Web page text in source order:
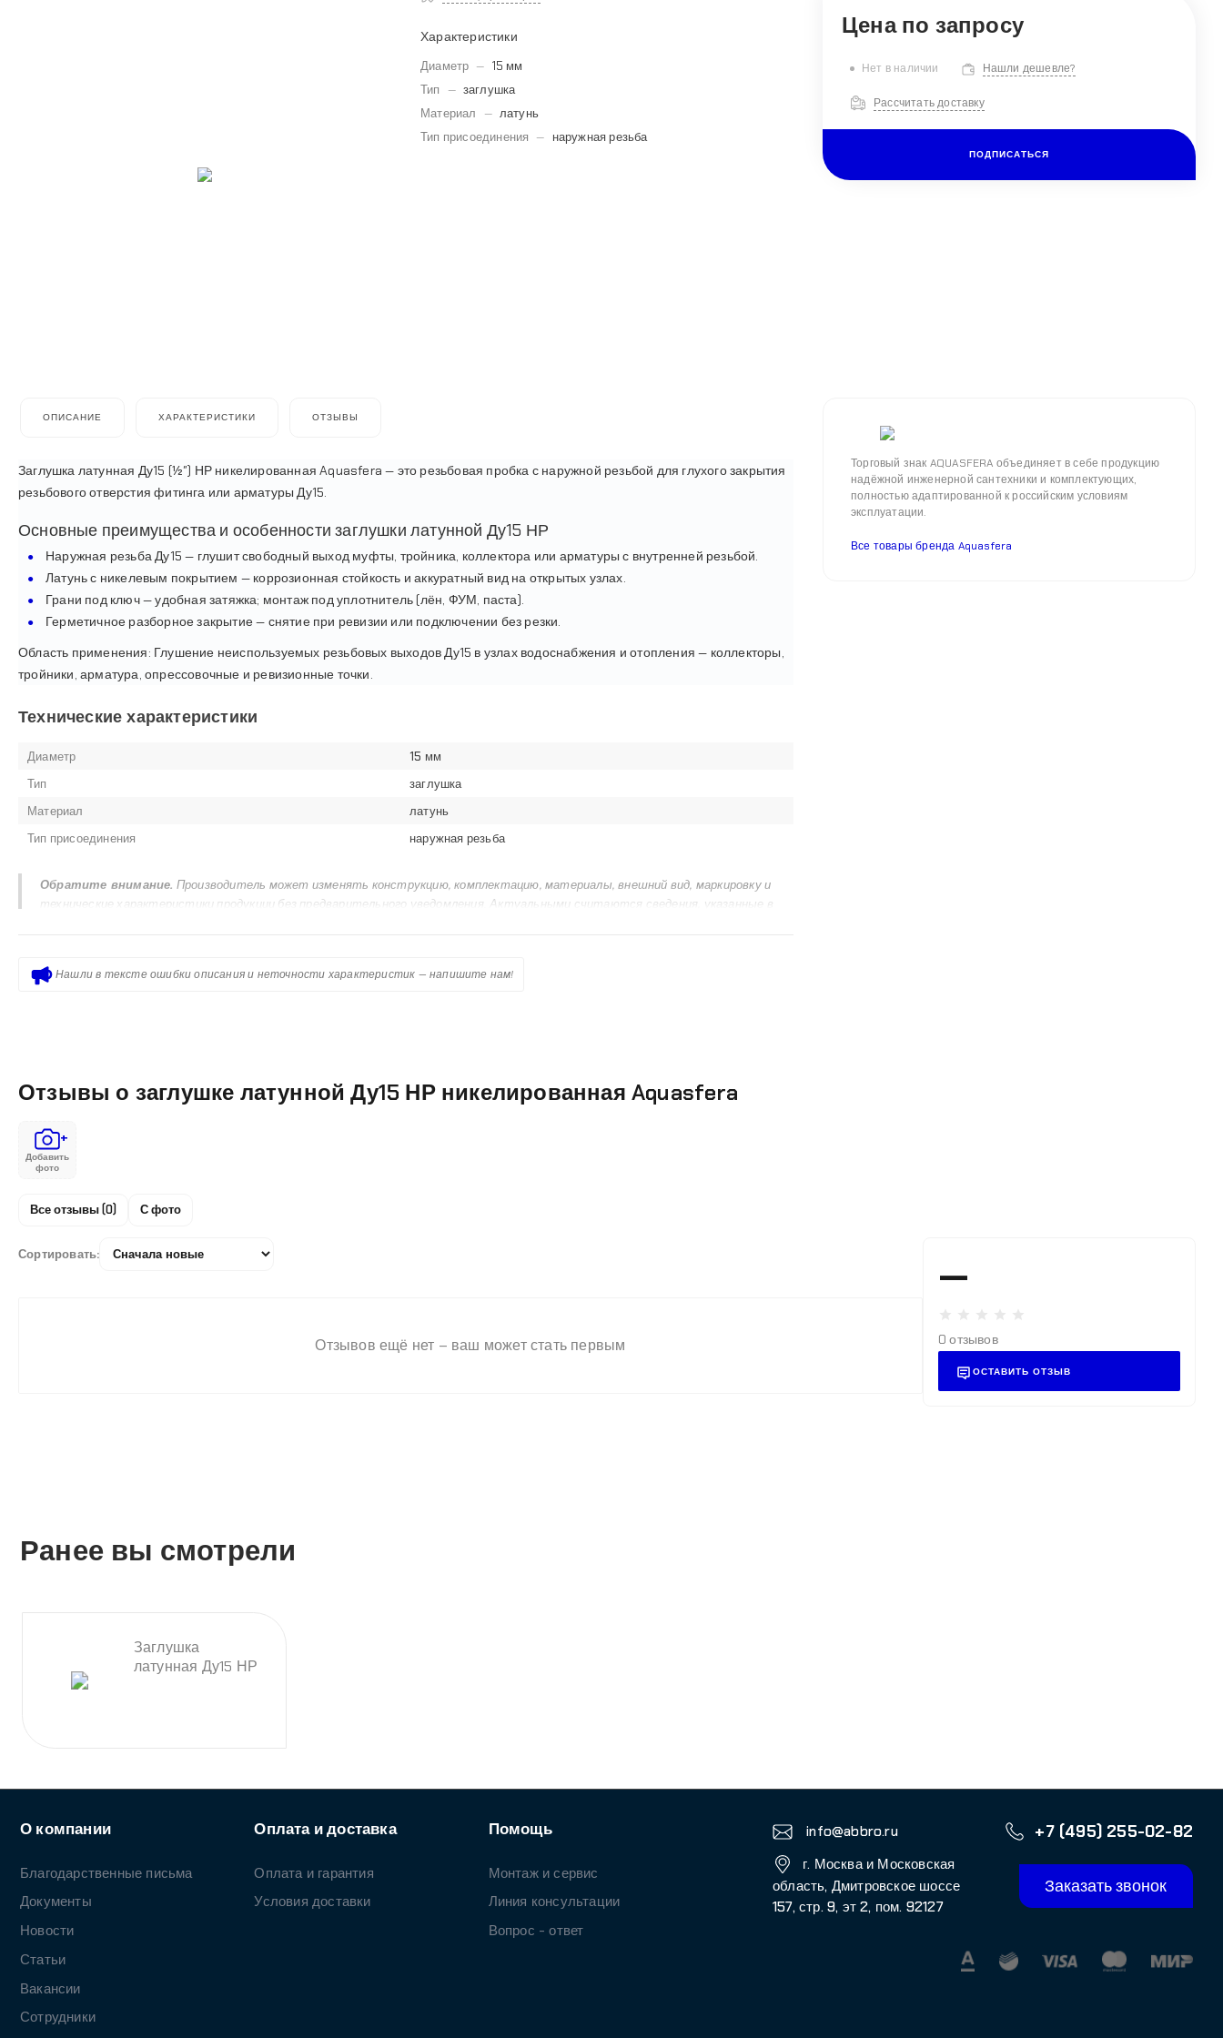
Характеристики
Диаметр — 15 мм
Тип
— заглушка
Материал
— латунь
Тип присоединения — наружная резьба
Нет в наличии Нашли дешевле?
Рассчитать доставку
ПОДПИСАТЬСЯ
ОПИСАНИЕ ХАРАКТЕРИСТИКИ ОТЗЫВЫ
Заглушка латунная Ду15 (½″) НР никелированная Aquasfera — это резьбовая пробка с наружной резьбой для глухого закрытия
резьбового отверстия фитинга или арматуры Ду15.
Основные преимущества и особенности заглушки латунной Ду15 НР
Наружная резьба Ду15 — глушит свободный выход муфты, тройника, коллектора или арматуры с внутренней резьбой.
Латунь с никелевым покрытием — коррозионная стойкость и аккуратный вид на открытых узлах.
Грани под ключ — удобная затяжка; монтаж под уплотнитель (лён, ФУМ, паста).
Герметичное разборное закрытие — снятие при ревизии или подключении без резки.
Область применения: Глушение неиспользуемых резьбовых выходов Ду15 в узлах водоснабжения и отопления — коллекторы,
тройники, арматура, опрессовочные и ревизионные точки.
Технические характеристики
Диаметр
15 мм
Тип
заглушка
Материал
латунь
Тип присоединения
наружная резьба
Обратите внимание. Производитель может изменять конструкцию, комплектацию, материалы, внешний вид, маркировку и
технические характеристики продукции без предварительного уведомления. Актуальными считаются сведения, указанные в
Нашли в тексте ошибки описания и неточности характеристик — напишите нам!
Торговый знак AQUASFERA объединяет в себе продукцию
надёжной инженерной сантехники и комплектующих,
полностью адаптированной к российским условиям
эксплуатации.
Все товары бренда Aquasfera
Отзывы о заглушке латунной Ду15 НР никелированная Aquasfera
+
Добавить
фото
Все отзывы (0) С фото
Сортировать:
Отзывов ещё нет – ваш может стать первым
—
0 отзывов
ОСТАВИТЬ ОТЗЫВ
Благодарственные письма
Документы
Политика конфиденциальности
Оплата и гарантия
© 2026 ООО "АББРО", Все права защищены. Все права
защищены в соответствии с российским и
интеллектуальной собственности. Любое использование
текстовых, фото, аудио и видеоматериалов возможно
только с согласия правообладателя (АББРО)